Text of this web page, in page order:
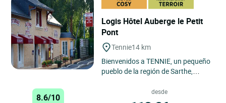
Logis Hôtel Auberge le Petit
Pont
Tennie14 km
Bienvenidos a TENNIE, un pequeño
pueblo de la región de Sarthe,
y alojarse en el Hotel...
8.6/10
desde